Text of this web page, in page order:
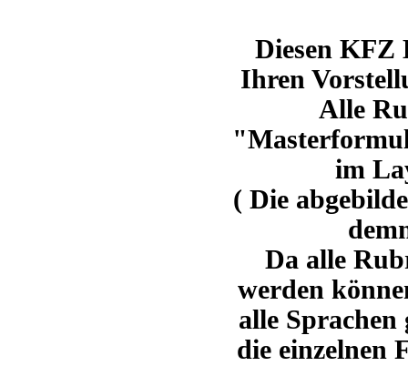
Diesen KFZ
Ihren
Alle
im
( Die
Da alle
werden
alle
die einzelnen